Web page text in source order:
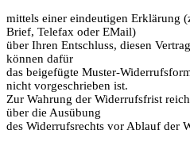
mittels einer eindeutigen Erklärung
Brief, Telefax oder EMail)
über Ihren Entschluss, diesen
können dafür
das beigefügte Muster-
nicht vorgeschrieben ist.
Zur Wahrung der Widerrufsfrist
über die Ausübung
des Widerrufsrechts vor Ablauf der